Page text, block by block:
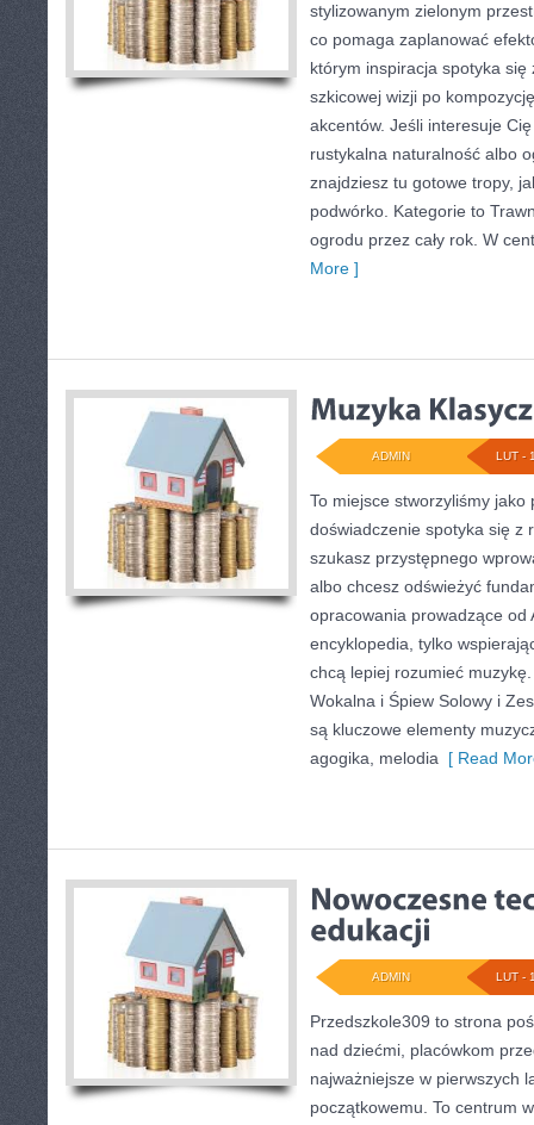
stylizowanym zielonym
co pomaga zaplanować
którym inspiracja spotyka
szkicowej wizji po
akcentów. Jeśli interesuje
rustykalna naturalność albo
znajdziesz tu gotowe tropy,
podwórko. Kategorie to
ogrodu przez cały rok. W
More ]
LUT -
ADMIN
To miejsce stworzyliśmy
doświadczenie spotyka się z
szukasz przystępnego
albo chcesz odświeżyć
opracowania prowadzące od
encyklopedia, tylko
chcą lepiej rozumieć
Wokalna i Śpiew Solowy i
są kluczowe elementy
agogika, melodia [ Read
LUT -
ADMIN
Przedszkole309 to strona
nad dziećmi, placówkom
najważniejsze w pierwszych
początkowemu. To centrum